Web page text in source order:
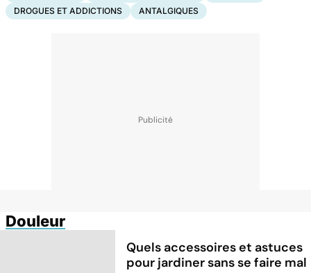
DROGUES ET ADDICTIONS
ANTALGIQUES
Douleur
Quels accessoires et astuces
pour jardiner sans se faire mal